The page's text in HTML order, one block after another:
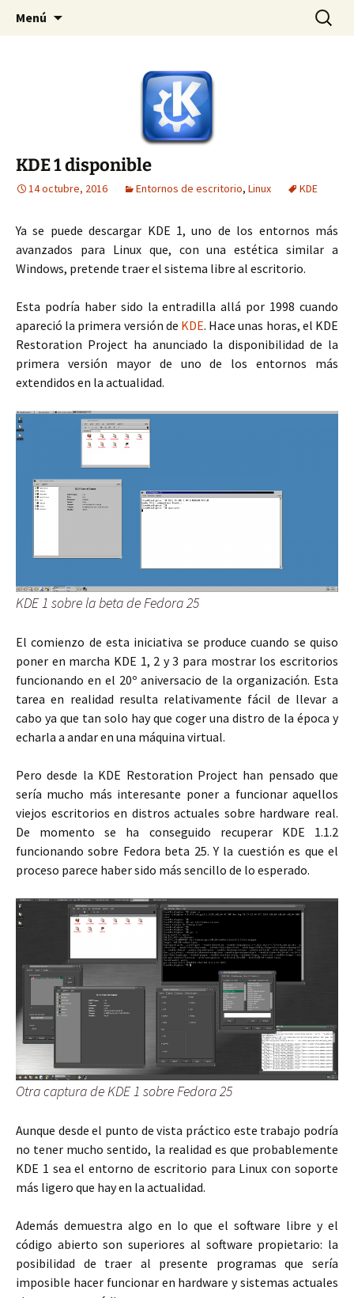
DPLinux
Detrás del Pingüino
Menú Buscar:
KDE 1 disponible
14 octubre, 2016 Entornos de escritorio, Linux KDE
Ya se puede descargar KDE 1, uno de los entornos más
avanzados para Linux que, con una estética similar a
Windows, pretende traer el sistema libre al escritorio.
Esta podría haber sido la entradilla allá por 1998 cuando
apareció la primera versión de KDE. Hace unas horas, el KDE
Restoration Project ha anunciado la disponibilidad de la
primera versión mayor de uno de los entornos más
extendidos en la actualidad.
KDE 1 sobre la beta de Fedora 25
El comienzo de esta iniciativa se produce cuando se quiso
poner en marcha KDE 1, 2 y 3 para mostrar los escritorios
funcionando en el 20º aniversacio de la organización. Esta
tarea en realidad resulta relativamente fácil de llevar a
cabo ya que tan solo hay que coger una distro de la época y
echarla a andar en una máquina virtual.
Pero desde la KDE Restoration Project han pensado que
sería mucho más interesante poner a funcionar aquellos
viejos escritorios en distros actuales sobre hardware real.
De momento se ha conseguido recuperar KDE 1.1.2
funcionando sobre Fedora beta 25. Y la cuestión es que el
proceso parece haber sido más sencillo de lo esperado.
Otra captura de KDE 1 sobre Fedora 25
Aunque desde el punto de vista práctico este trabajo podría
no tener mucho sentido, la realidad es que probablemente
KDE 1 sea el entorno de escritorio para Linux con soporte
más ligero que hay en la actualidad.
Además demuestra algo en lo que el software libre y el
código abierto son superiores al software propietario: la
posibilidad de traer al presente programas que sería
imposible hacer funcionar en hardware y sistemas actuales